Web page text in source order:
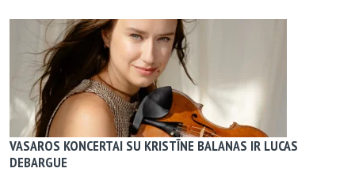
VASAROS KONCERTAI SU KRISTĪNE BALANAS IR LUCAS
DEBARGUE